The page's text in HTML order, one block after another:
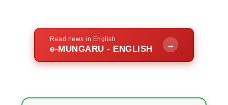
Read news in English
e-MUNGARU - ENGLISH →